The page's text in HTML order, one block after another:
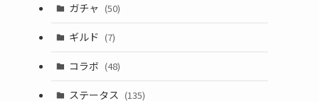
ガチャ (50)
ギルド (7)
コラボ (48)
ステータス (135)